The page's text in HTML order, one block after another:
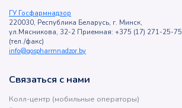
ГУ Госфармнадзор
220030, Республика Беларусь, г. Минск,
ул.Мясникова, 32-2 Приемная: +375 (17) 271-25-75
(тел./факс)
info@gospharmnadzor.by
Связаться с нами
Колл-центр (мобильные операторы)